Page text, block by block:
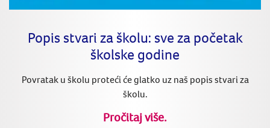
Popis stvari za školu: sve za početak
školske godine
Povratak u školu proteći će glatko uz naš popis stvari za
školu.
Pročitaj više.